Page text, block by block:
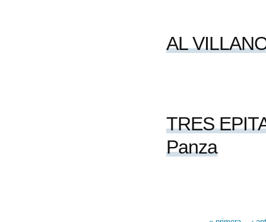
AL
TRES
Panza